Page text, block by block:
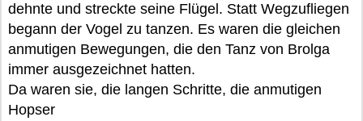
dehnte und streckte seine Flügel. Statt Wegzufliegen
begann der Vogel zu tanzen. Es waren die gleichen
anmutigen Bewegungen, die den Tanz von Brolga
immer ausgezeichnet hatten.
Da waren sie, die langen Schritte, die anmutigen
Hopser